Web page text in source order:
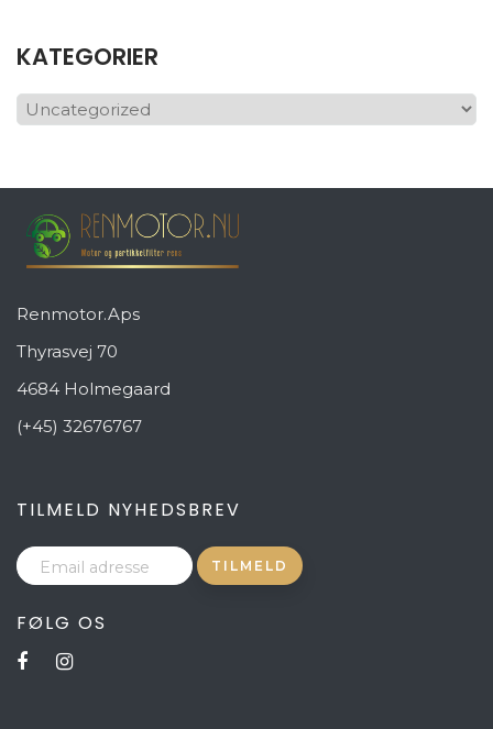
KATEGORIER
KATEGORIER
Renmotor.Aps
Thyrasvej 70
4684 Holmegaard
(+45) 32676767
TILMELD NYHEDSBREV
FØLG OS